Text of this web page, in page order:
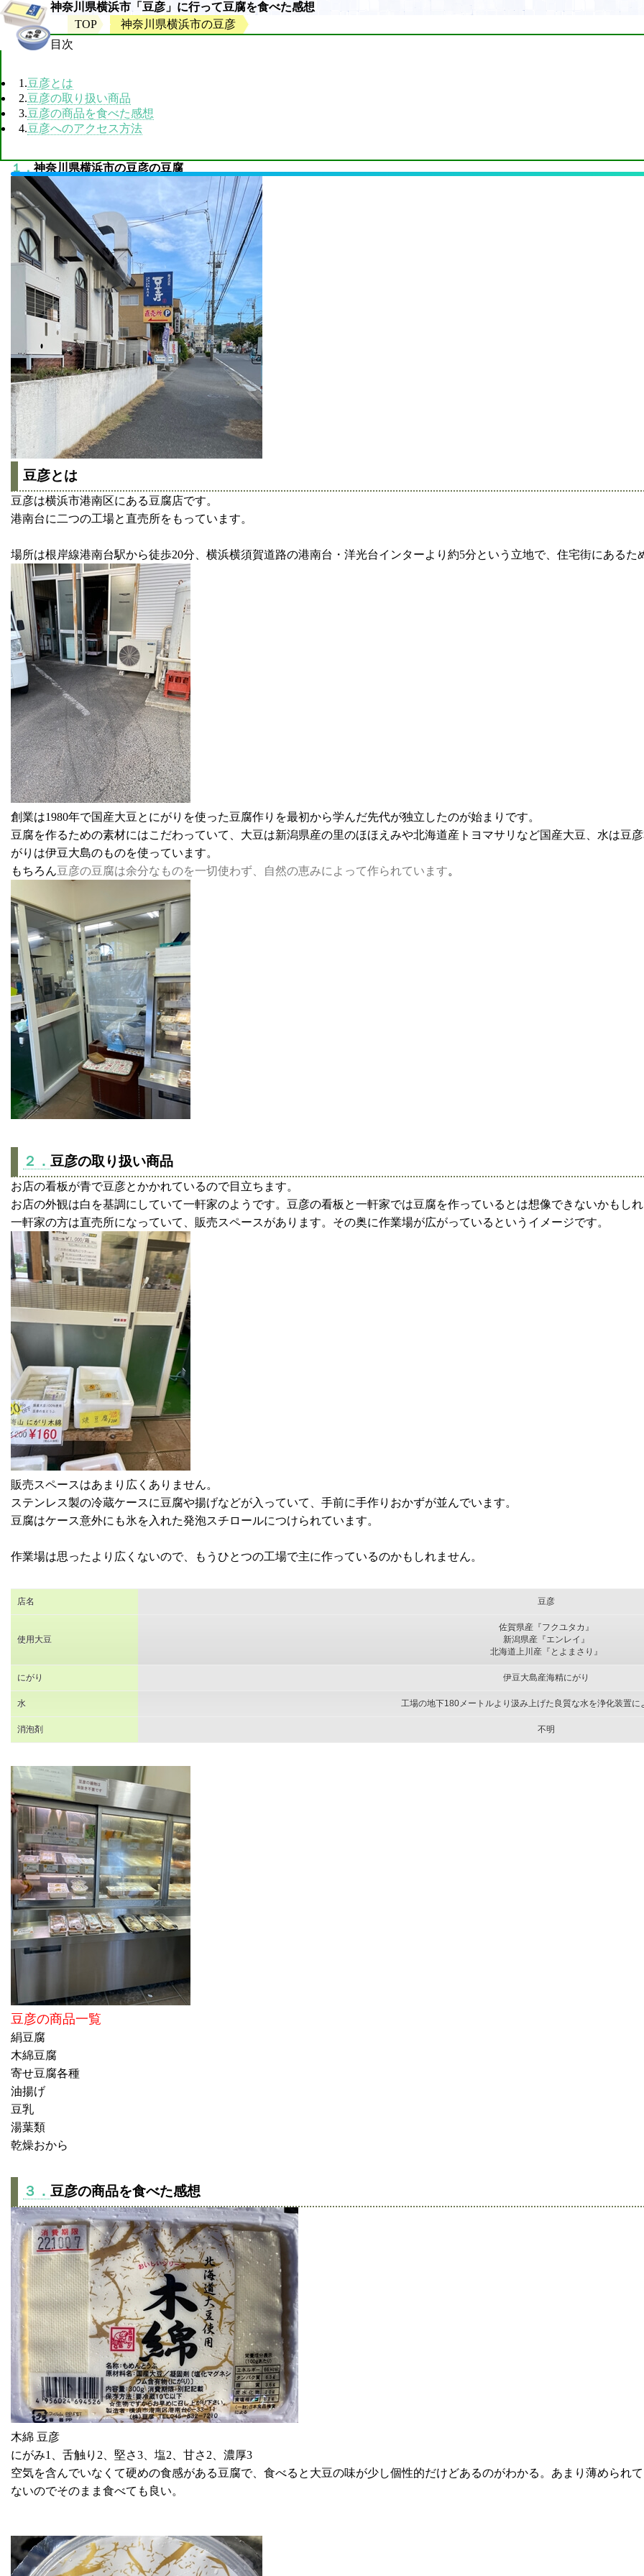
神奈川県横浜市「豆彦」に行って豆腐を食べた感想
TOP
神奈川県横浜市の豆彦
目次
1.豆彦とは
2.豆彦の取り扱い商品
3.豆彦の商品を食べた感想
4.豆彦へのアクセス方法
１．神奈川県横浜市の豆彦の豆腐
豆彦とは
豆彦は横浜市港南区にある豆腐店です。
港南台に二つの工場と直売所をもっています。
場所は根岸線港南台駅から徒歩20分、横浜横須賀道路の港南台・洋光台インターより約5分という立地で、住宅街にある
創業は1980年で国産大豆とにがりを使った豆腐作りを最初から学んだ先代が独立したのが始まりです。
豆腐を作るための素材にはこだわっていて、大豆は新潟県産の里のほほえみや北海道産トヨマサリなど国産大豆、水は豆
がりは伊豆大島のものを使っています。
もちろん豆彦の豆腐は余分なものを一切使わず、自然の恵みによって作られています。
２． 豆彦の取り扱い商品
お店の看板が青で豆彦とかかれているので目立ちます。
お店の外観は白を基調にしていて一軒家のようです。豆彦の看板と一軒家では豆腐を作っているとは想像できないかもし
一軒家の方は直売所になっていて、販売スペースがあります。その奥に作業場が広がっているというイメージです。
販売スペースはあまり広くありません。
ステンレス製の冷蔵ケースに豆腐や揚げなどが入っていて、手前に手作りおかずが並んでいます。
豆腐はケース意外にも氷を入れた発泡スチロールにつけられています。
作業場は思ったより広くないので、もうひとつの工場で主に作っているのかもしれません。
店名 豆彦
使用大豆
佐賀県産『フクユタカ』
新潟県産『エンレイ』
北海道上川産『とよまさり』
にがり 伊豆大島産海精にがり
水 工場の地下180メートルより汲み上げた良質な水を浄化装置に
消泡剤 不明
豆彦の商品一覧
絹豆腐
木綿豆腐
寄せ豆腐各種
油揚げ
豆乳
湯葉類
乾燥おから
３． 豆彦の商品を食べた感想
木綿 豆彦
にがみ1、舌触り2、堅さ3、塩2、甘さ2、濃厚3
空気を含んでいなくて硬めの食感がある豆腐で、食べると大豆の味が少し個性的だけどあるのがわかる。あまり薄められ
ないのでそのまま食べても良い。